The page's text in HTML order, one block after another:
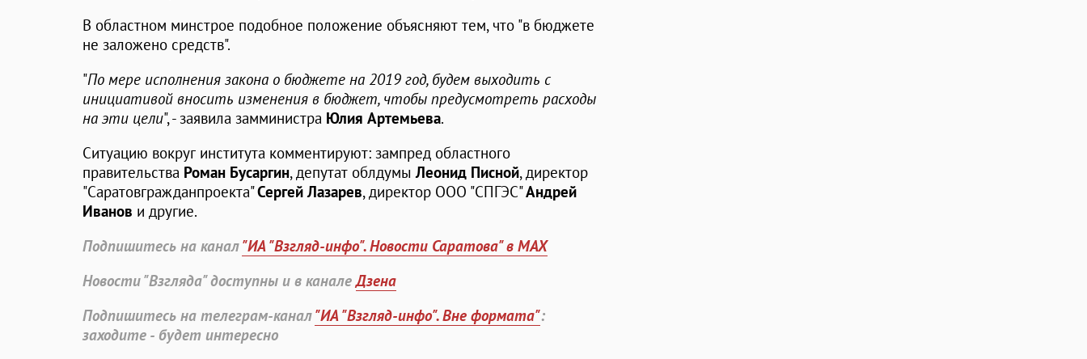
В областном минстрое подобное положение объясняют тем, что "в бюджете
не заложено средств".
"По мере исполнения закона о бюджете на 2019 год, будем выходить с
инициативой вносить изменения в бюджет, чтобы предусмотреть расходы
на эти цели", - заявила замминистра Юлия Артемьева.
Ситуацию вокруг института комментируют: зампред областного
правительства Роман Бусаргин, депутат облдумыЛеонид Писной, директор
"Саратовгражданпроекта"Сергей Лазарев, директор ООО "СПГЭС"Андрей
Иванов и другие.
Подпишитесь на канал"ИА "Взгляд-инфо". Новости Саратова" в MAX
Новости "Взгляда" доступны и в каналеДзена
Подпишитесь на телеграм-канал"ИА "Взгляд-инфо". Вне формата":
заходите - будет интересно